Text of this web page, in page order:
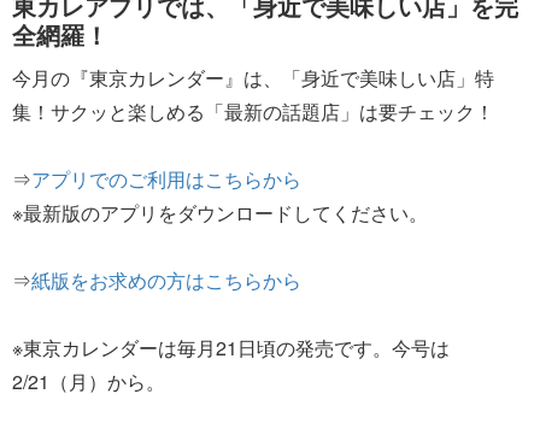
全網羅！
今月の『東京カレンダー』は、「身近で美味しい店」特
集！サクッと楽しめる「最新の話題店」は要チェック！
⇒アプリでのご利用はこちらから
※最新版のアプリをダウンロードしてください。
⇒紙版をお求めの方はこちらから
※東京カレンダーは毎月21日頃の発売です。今号は
2/21（月）から。